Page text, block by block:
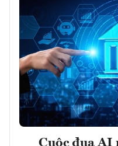
Cuộc đua AI